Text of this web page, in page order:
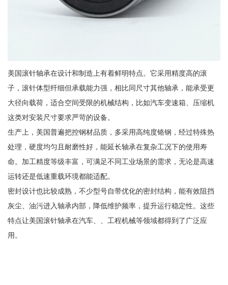
美国滚针轴承在设计和制造上有着鲜明特点。它采用精度高的滚
子，滚针体型纤细但承载能力强，相比同尺寸其他轴承，能承受更
大径向载荷，适合空间受限的机械结构，比如汽车变速箱、压缩机
这类对安装尺寸要求严苛的设备。
生产上，美国普遍把控钢材品质，多采用高纯度铬钢，经过特殊热
处理，硬度均匀且耐磨性好，能延长轴承在复杂工况下的使用寿
命。加工精度等级丰富，可满足不同工业场景的需求，无论是高速
运转还是低速重载环境都能适配。
密封设计也比较成熟，不少型号自带优化的密封结构，能有效阻挡
灰尘、油污进入轴承内部，降低维护频率，提升运行稳定性。这些
特点让美国滚针轴承在汽车、、工程机械等领域都得到了广泛应
用。